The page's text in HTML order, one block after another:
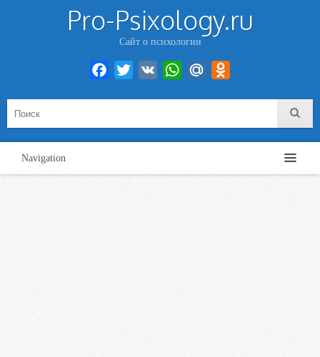
Pro-Psixology.ru
Сайт о психологии
Facebook
Twitter VK WhatsAppMail.Ru
Navigation